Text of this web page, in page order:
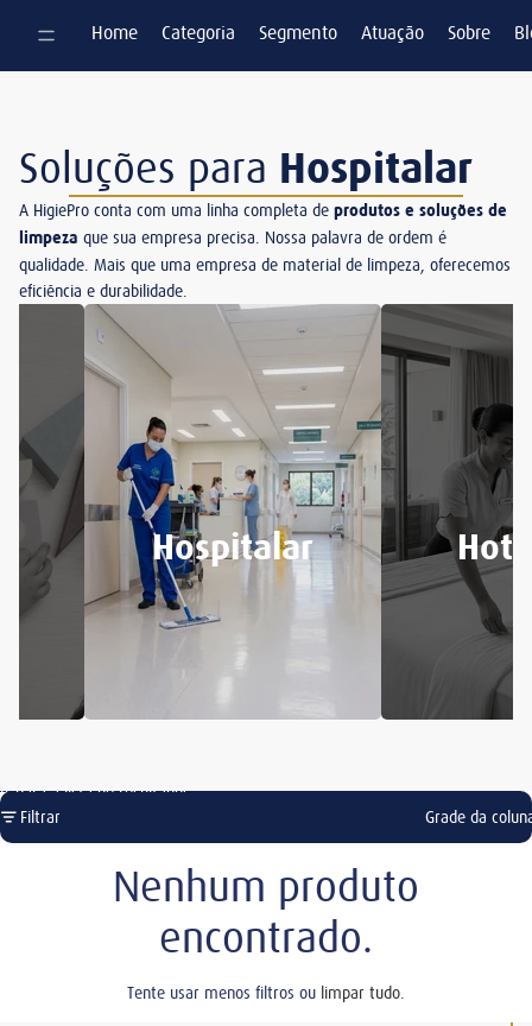
Home Categoria Segmento Atuação Sobre
Soluções para Hospitalar
A HigiePro conta com uma linha completa de produtos e soluções de
limpeza que sua empresa precisa. Nossa palavra de ordem é
qualidade. Mais que uma empresa de material de limpeza, oferecemos
eficiência e durabilidade.
Hospitalar
Ir para a lista de resultados
Filtrar
Grade da
Nenhum produto
encontrado.
Tente usar menos filtros ou limpar tudo